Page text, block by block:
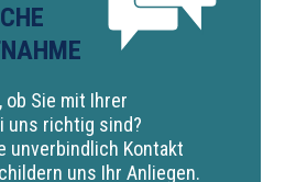
ob Sie mit Ihrer
uns richtig sind?
unverbindlich Kontakt
uns Ihr Anliegen.